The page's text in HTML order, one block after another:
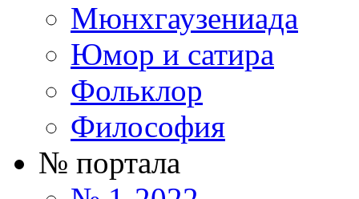
Мюнхгаузениада
Юмор и сатира
Фольклор
Философия
№ портала